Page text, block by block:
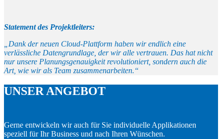
Statement des Projektleiters:
„Dank der neuen Cloud-Plattform haben wir endlich eine
verlässliche Datengrundlage, der wir alle vertrauen. Das hat nicht
nur unsere Planungsgenauigkeit revolutioniert, sondern auch die
Art, wie wir als Team zusammenarbeiten.“
UNSER ANGEBOT
Gerne entwickeln wir auch für Sie individuelle Applikationen
speziell für Ihr Business und nach Ihren Wünschen.